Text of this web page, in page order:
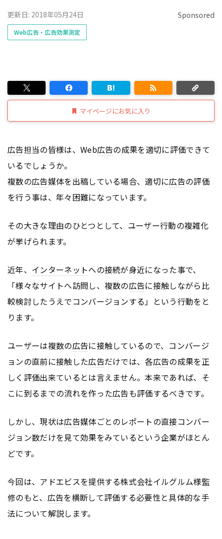
Sponsored
更新日: 2018年05月24日
Web広告・広告効果測定
マイページにお気に入り
広告担当の皆様は、Web広告の成果を適切に評価できて
いるでしょうか。
複数の広告媒体を出稿している場合、適切に広告の評価
を行う事は、年々困難になっています。
その大きな理由のひとつとして、ユーザー行動の複雑化
が挙げられます。
近年、 インターネットへの接続が身近になった事で、
「様々なサイトへ訪問し、複数の広告に接触しながら比
較検討したうえでコンバージョンする」という行動をと
ります。
ユーザーは複数の広告に接触しているので、コンバージ
ョンの直前に接触した広告だけでは、各広告の成果を正
しく評価出来ているとは言えません。本来であれば、そ
こに到るまでの流れを作った広告も評価するべきです。
しかし、現状は広告媒体ごとのレポートの直接コンバー
ジョン数だけを見て効果をみているという企業がほとん
どです。
今回は、アドエビスを提供する株式会社イルグルム様監
修のもと、 広告を横断して評価する必要性と具体的な手
法について解説します。